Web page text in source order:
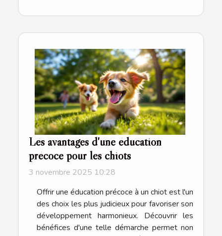
Les avantages d'une éducation
précoce pour les chiots
3 novembre 2025 10:28
Offrir une éducation précoce à un chiot est l'un
des choix les plus judicieux pour favoriser son
développement harmonieux. Découvrir les
bénéfices d'une telle démarche permet non